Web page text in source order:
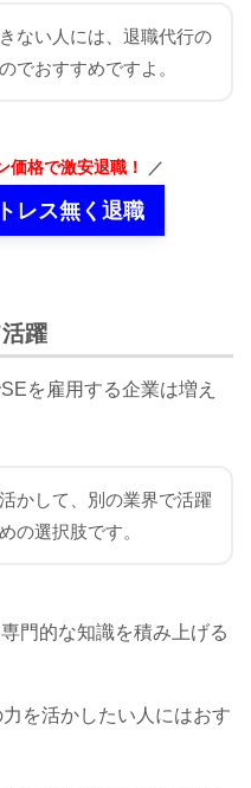
ない人には、 退職代行の
でおすすめですよ。
価格で激安退職！
レス無く退職
躍
を雇用する企業は増え
かして、別の業界で活躍
の選択肢です。
門的な知識を積み上げる
を活かしたい人にはおす